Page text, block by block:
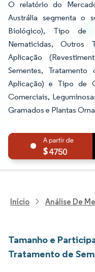
O relatório do
Austrália segmenta o
Biológico), Tipo de
Nematicidas, Outros
Aplicação
Sementes,
Aplicação) e Tipo de
Comerciais,
Gramados e Plantas
4750
Início Análise De
Tamanho e
Tratamento de